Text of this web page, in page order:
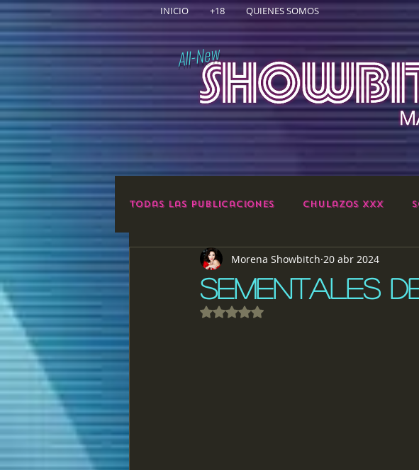
INICIO +18 QUIENES SOMOS
All-New
Todas las publicaciones Chulazos XXX
SEMENTALES
Morena Showbitch 20 abr 2024
Obtuvo NaN de 5 estrellas.